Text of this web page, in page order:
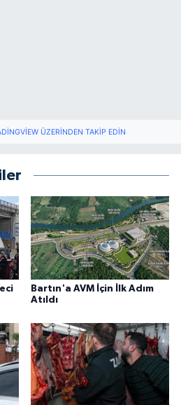
ÜZERINDEN TAKIP EDIN
Bartın'a AVM İçin İlk Adım
Atıldı